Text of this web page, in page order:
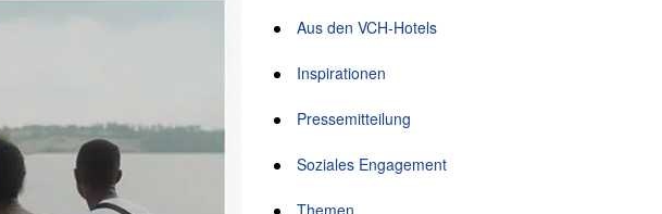
Aus den VCH-Hotels
Inspirationen
Pressemitteilung
Soziales Engagement
Themen